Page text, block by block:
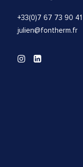
+33(0)7 67 73 90 41
julien@fontherm.fr